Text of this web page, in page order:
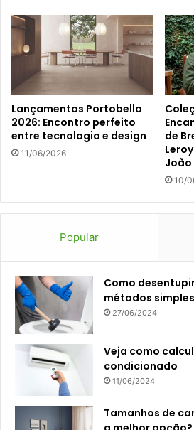
Lançamentos Portobello
2026: Encontro perfeito
entre tecnologia e design
11/06/2026
de
João
10/
Popular
Como
métodos
27/06/2024
Veja como
condicionado
11/06/2024
Tamanhos de